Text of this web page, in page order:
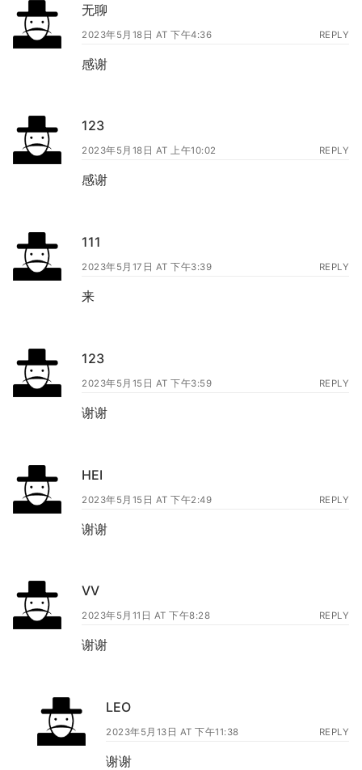
无聊
2023年5月18日 AT 下午4:36 REPLY
感谢
123
2023年5月18日 AT 上午10:02 REPLY
感谢
111
2023年5月17日 AT 下午3:39 REPLY
来
123
2023年5月15日 AT 下午3:59 REPLY
谢谢
HEI
2023年5月15日 AT 下午2:49 REPLY
谢谢
VV
2023年5月11日 AT 下午8:28 REPLY
谢谢
LEO
2023年5月13日 AT 下午11:38 REPLY
谢谢